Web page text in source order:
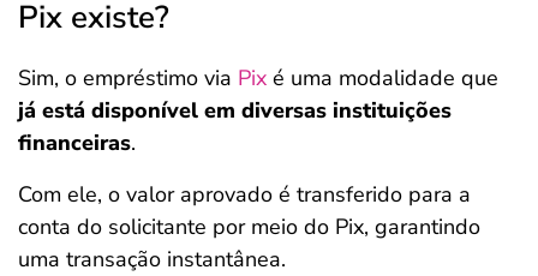
Pix existe?
Sim, o empréstimo via Pix é uma modalidade que
já está disponível em diversas instituições
financeiras.
Com ele, o valor aprovado é transferido para a
conta do solicitante por meio do Pix, garantindo
uma transação instantânea.